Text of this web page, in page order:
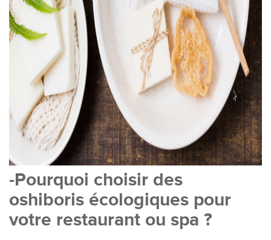
-Pourquoi choisir des
oshiboris écologiques pour
votre restaurant ou spa ?